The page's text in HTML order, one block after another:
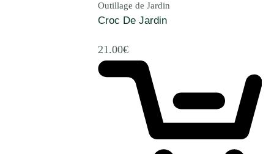
Outillage de Jardin
Croc De Jardin
21.00€